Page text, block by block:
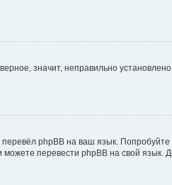
значит, неправильно
phpBB на ваш язык.
можете перевести phpBB на свой